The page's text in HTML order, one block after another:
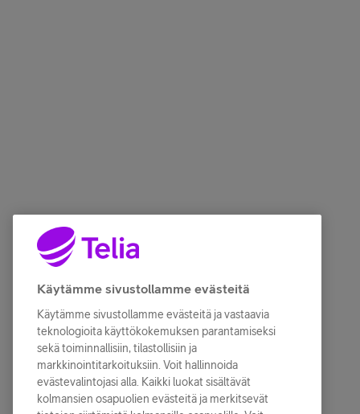
Käytämme sivustollamme evästeitä
Käytämme sivustollamme evästeitä ja vastaavia
teknologioita käyttökokemuksen parantamiseksi
sekä toiminnallisiin, tilastollisiin ja
markkinointitarkoituksiin. Voit hallinnoida
evästevalintojasi alla. Kaikki luokat sisältävät
kolmansien osapuolien evästeitä ja merkitsevät